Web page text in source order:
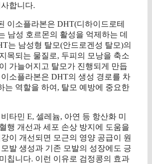
합니다.
이소플라본은 DHT(디하이드로테
남성 호르몬의 활성을 억제하는 데
는 남성형 탈모(안드로겐성 탈모)의
목되는 물질로, 두피의 모낭을 축소
가늘어지고 탈모가 진행되게 만듭
소플라본은 DHT의 생성 경로를 차
는 역할을 하여, 탈모 예방에 중요한
타민 E, 셀레늄, 아연 등 항산화 미
행 개선과 세포 손상 방지에 도움을
이 개선되면 모근의 영양 공급이 원
발 생성과 기존 모발의 성장에도 긍
칩니다. 이런 이유로 검정콩의 효과